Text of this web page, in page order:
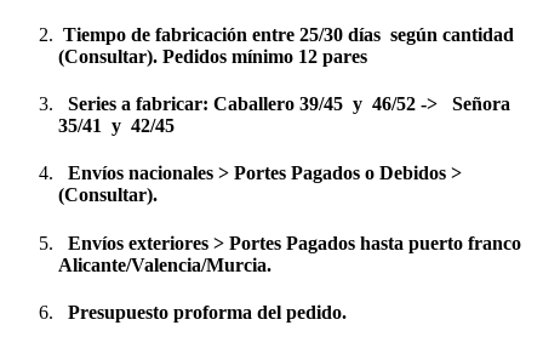
Tiempo de fabricación entre 25/30 días según cantidad
(Consultar). Pedidos mínimo 12 pares
Series a fabricar: Caballero 39/45 y 46/52 -> Señora
35/41 y 42/45
Envíos nacionales > Portes Pagados o Debidos >
(Consultar).
Envíos exteriores > Portes Pagados hasta puerto franco
Alicante/Valencia/Murcia.
Presupuesto proforma del pedido.